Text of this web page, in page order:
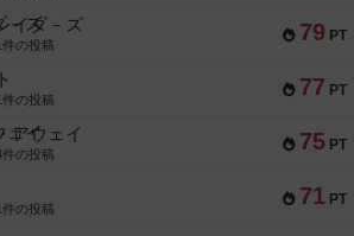
79 PT
イダ－ズ
件の投稿
77 PT
件の投稿
75 PT
アウェイ
件の投稿
71 PT
件の投稿